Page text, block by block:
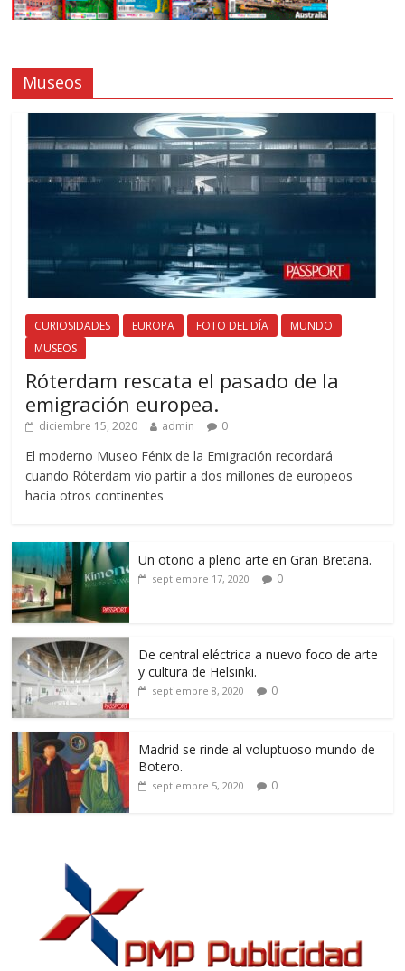
Museos
CURIOSIDADES EUROPA FOTO DEL DÍA
MUNDO
MUSEOS
Róterdam rescata el pasado de la
emigración europea.
diciembre 15, 2020 admin 0
El moderno Museo Fénix de la Emigración recordará
cuando Róterdam vio partir a dos millones de europeos
hacia otros continentes
Un otoño a pleno arte en Gran Bretaña.
septiembre 17, 2020 0
De central eléctrica a nuevo foco de arte
y cultura de Helsinki.
septiembre 8, 2020 0
Madrid se rinde al voluptuoso mundo de
Botero.
septiembre 5, 2020 0